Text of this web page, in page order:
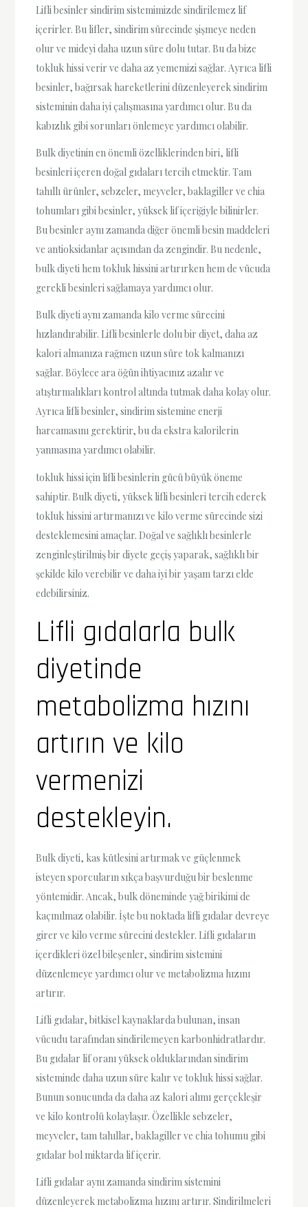
Lifli besinler sindirim sistemimizde sindirilemez lif
içerirler. Bu lifler, sindirim sürecinde şişmeye neden
olur ve mideyi daha uzun süre dolu tutar. Bu da bize
tokluk hissi verir ve daha az yememizi sağlar. Ayrıca lifli
besinler, bağırsak hareketlerini düzenleyerek sindirim
sisteminin daha iyi çalışmasına yardımcı olur. Bu da
kabızlık gibi sorunları önlemeye yardımcı olabilir.
Bulk diyetinin en önemli özelliklerinden biri, lifli
besinleri içeren doğal gıdaları tercih etmektir. Tam
tahıllı ürünler, sebzeler, meyveler, baklagiller ve chia
tohumları gibi besinler, yüksek lif içeriğiyle bilinirler.
Bu besinler aynı zamanda diğer önemli besin maddeleri
ve antioksidanlar açısından da zengindir. Bu nedenle,
bulk diyeti hem tokluk hissini artırırken hem de vücuda
gerekli besinleri sağlamaya yardımcı olur.
Bulk diyeti aynı zamanda kilo verme sürecini
hızlandırabilir. Lifli besinlerle dolu bir diyet, daha az
kalori almanıza rağmen uzun süre tok kalmanızı
sağlar. Böylece ara öğün ihtiyacınız azalır ve
atıştırmalıkları kontrol altında tutmak daha kolay olur.
Ayrıca lifli besinler, sindirim sistemine enerji
harcamasını gerektirir, bu da ekstra kalorilerin
yanmasına yardımcı olabilir.
tokluk hissi için lifli besinlerin gücü büyük öneme
sahiptir. Bulk diyeti, yüksek lifli besinleri tercih ederek
tokluk hissini artırmanızı ve kilo verme sürecinde sizi
desteklemesini amaçlar. Doğal ve sağlıklı besinlerle
zenginleştirilmiş bir diyete geçiş yaparak, sağlıklı bir
şekilde kilo verebilir ve daha iyi bir yaşam tarzı elde
edebilirsiniz.
Lifli gıdalarla bulk
diyetinde
metabolizma hızını
artırın ve kilo
vermenizi
destekleyin.
Bulk diyeti, kas kütlesini artırmak ve güçlenmek
isteyen sporcuların sıkça başvurduğu bir beslenme
yöntemidir. Ancak, bulk döneminde yağ birikimi de
kaçınılmaz olabilir. İşte bu noktada lifli gıdalar devreye
girer ve kilo verme sürecini destekler. Lifli gıdaların
içerdikleri özel bileşenler, sindirim sistemini
düzenlemeye yardımcı olur ve metabolizma hızını
artırır.
Lifli gıdalar, bitkisel kaynaklarda bulunan, insan
vücudu tarafından sindirilemeyen karbonhidratlardır.
Bu gıdalar lif oranı yüksek olduklarından sindirim
sisteminde daha uzun süre kalır ve tokluk hissi sağlar.
Bunun sonucunda da daha az kalori alımı gerçekleşir
ve kilo kontrolü kolaylaşır. Özellikle sebzeler,
meyveler, tam tahıllar, baklagiller ve chia tohumu gibi
gıdalar bol miktarda lif içerir.
Lifli gıdalar aynı zamanda sindirim sistemini
düzenleyerek metabolizma hızını artırır. Sindirilmeleri